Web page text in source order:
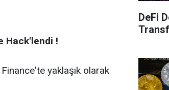
Hack'lendi !
yaklaşık olarak
DeFi